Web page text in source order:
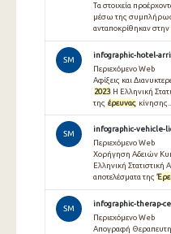
Τα στοιχεία
μέσω της
ανταποκρίθηκαν στην
SM
infographic-hotel-
Περιεχόμενο Web
Αφίξεις και
2023Η Ελληνική
της έρευνας κίνησης...
SM
infographic-vehicle-
Περιεχόμενο Web
Χορήγηση Αδειών
Ελληνική Στατιστική
αποτελέσματα της
SM
infographic-therap-
Περιεχόμενο Web
Απογραφή